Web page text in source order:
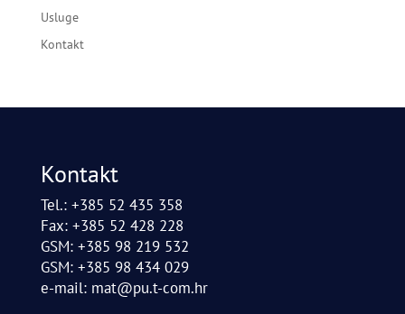
Usluge
Kontakt
Kontakt
Tel.: +385 52 435 358
Fax: +385 52 428 228
GSM: +385 98 219 532
GSM: +385 98 434 029
e-mail: mat@pu.t-com.hr